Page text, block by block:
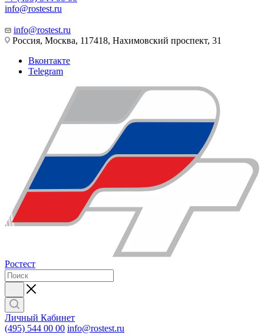
info@rostest.ru
info@rostest.ru
Россия, Москва, 117418, Нахимовский проспект, 31
Вконтакте
Telegram
Ростест
Личный Кабинет
(495) 544 00 00 info@rostest.ru